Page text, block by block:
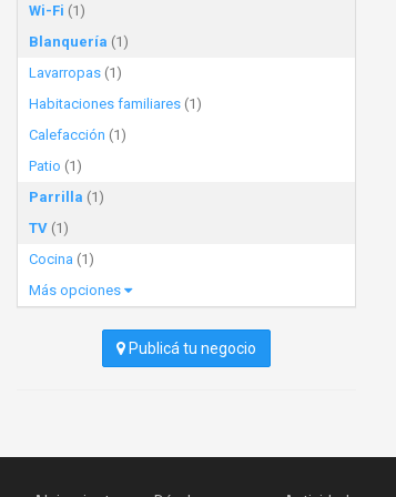
Wi-Fi (1)
Blanquería (1)
Lavarropas (1)
Habitaciones familiares (1)
Calefacción (1)
Patio (1)
Parrilla (1)
TV (1)
Cocina (1)
Más opciones
Publicá tu negocio